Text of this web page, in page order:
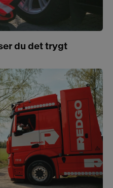
du det trygt